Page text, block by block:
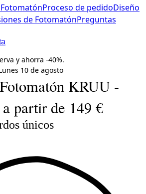
Proceso de pedidoDiseño
de FotomatónPreguntas
y ahorra -40%.
10 de agosto
KRUU -
partir de 149 €
únicos